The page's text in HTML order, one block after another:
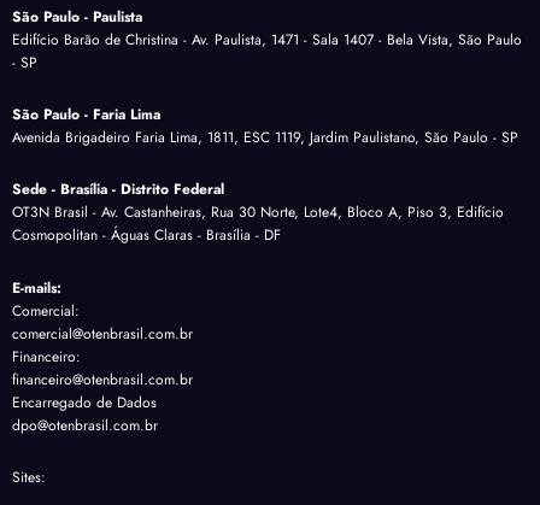
São Paulo - Paulista
Edifício Barão de Christina - Av. Paulista, 1471 - Sala 1407 - Bela Vista, São Paulo
- SP
São Paulo - Faria Lima
Avenida Brigadeiro Faria Lima, 1811, ESC 1119, Jardim Paulistano, São Paulo - SP
Sede - Brasília - Distrito Federal
OT3N Brasil - Av. Castanheiras, Rua 30 Norte, Lote4, Bloco A, Piso 3, Edifício
Cosmopolitan - Águas Claras - Brasília - DF
E-mails:
Comercial:
comercial@otenbrasil.com.br
Financeiro:
financeiro@otenbrasil.com.br
Encarregado de Dados
dpo@otenbrasil.com.br
Sites: